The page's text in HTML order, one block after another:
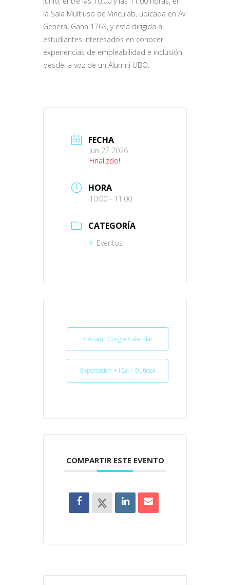
la Sala Multiuso de Vinculab, ubicada en Av.
General Gana 1763, y está dirigida a
estudiantes interesados en conocer
experiencias de empleabilidad e inclusión
desde la voz de un Alumni UBO.
FECHA
Jun 27 2026
Finalizdo!
HORA
10:00 - 11:00
CATEGORÍA
Eventos
+ Añadir Google Calendar
Exportación + iCal / Outlook
COMPARTIR ESTE EVENTO